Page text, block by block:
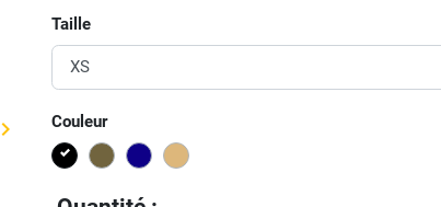
Suivant
keyboard_arrow_right
Taille
Couleur
Noir
KAKIBleu COYOTE